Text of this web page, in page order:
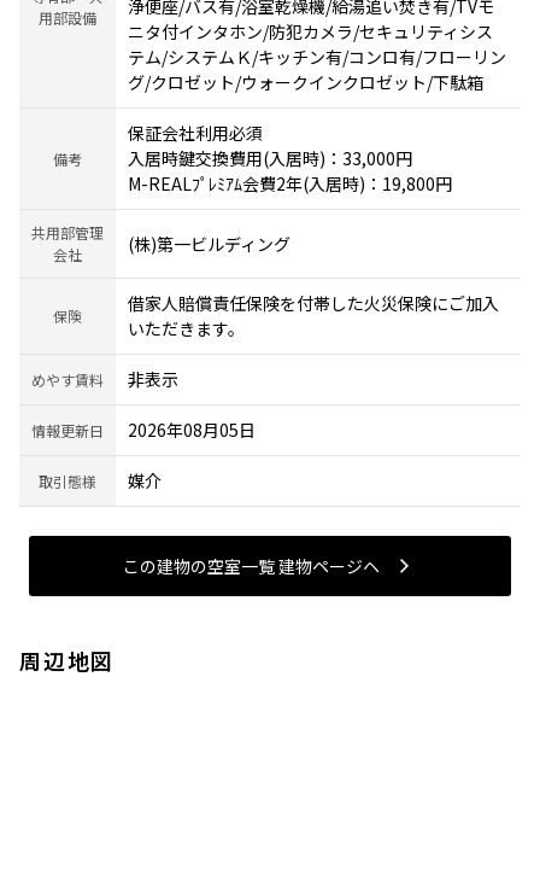
用部設備
浄便座/バス有/浴室乾燥機/給湯追い焚き有/TVモ
ニタ付インタホン/防犯カメラ/セキュリティシス
テム/システムＫ/キッチン有/コンロ有/フローリン
グ/クロゼット/ウォークインクロゼット/下駄箱
備考
保証会社利用必須
入居時鍵交換費用(入居時)：33,000円
M-REALﾌﾟﾚﾐｱﾑ会費2年(入居時)：19,800円
共用部管理
会社
(株)第一ビルディング
保険
借家人賠償責任保険を付帯した火災保険にご加入
いただきます。
めやす賃料 非表示
情報更新日 2026年08月05日
取引態様 媒介
この建物の空室一覧 建物ページヘ
周辺地図